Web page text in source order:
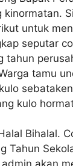
kinormatan.
untuk
seputar
tahun
tamu
kulo
Bihalal.
Tahun